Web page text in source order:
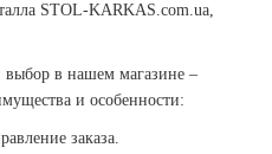
STOL-KARKAS.com.ua,
в нашем магазине –
и особенности:
заказа.